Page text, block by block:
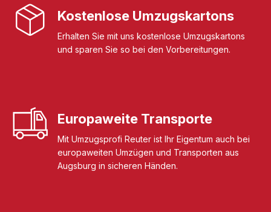
Kostenlose Umzugskartons
Erhalten Sie mit uns kostenlose Umzugskartons
und sparen Sie so bei den Vorbereitungen.
Europaweite Transporte
Mit Umzugsprofi Reuter ist Ihr Eigentum auch bei
europaweiten Umzügen und Transporten aus
Augsburg in sicheren Händen.